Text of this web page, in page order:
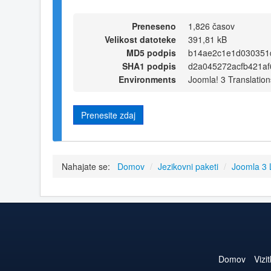
Preneseno
1,826 časov
Velikost datoteke
391,81 kB
MD5 podpis
SHA1 podpis
Environments
Joomla! 3
Prenesite zdaj
Nahajate se: Domov / Jezikovni paketi / Joomla 3
Domov